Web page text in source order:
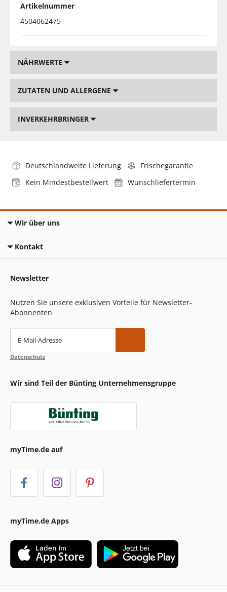
Artikelnummer
4504062475
NÄHRWERTE
ZUTATEN UND ALLERGENE
INVERKEHRBRINGER
Deutschlandweite Lieferung
Frischegarantie
Kein Mindestbestellwert
Wunschliefertermin
Wir über uns
Kontakt
Newsletter
Nutzen Sie unsere exklusiven Vorteile für Newsletter-
Abonnenten
E-Mail-Adresse
Datenschutz
Wir sind Teil der Bünting Unternehmensgruppe
myTime.de auf
myTime.de Apps